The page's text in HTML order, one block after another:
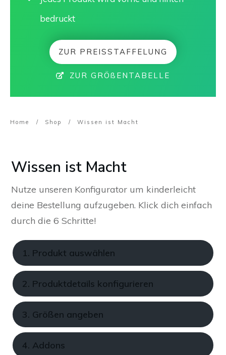
bedruckt
ZUR PREISSTAFFELUNG
ZUR GRÖßENTABELLE
Home / Shop / Wissen ist Macht
Wissen ist Macht
Nutze unseren Konfigurator um kinderleicht
deine Bestellung aufzugeben. Klick dich einfach
durch die 6 Schritte!
1. Produkt auswählen
2. Produktdetails konfigurieren
3. Größen angeben
4. Addons